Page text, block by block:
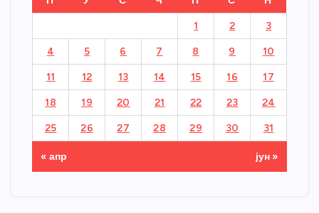
1 2 3
4 5 6 7 8 9 10
11 12 13 14 15 16 17
18 19 20 21 22 23 24
25 26 27 28 29 30 31
« апр јун »